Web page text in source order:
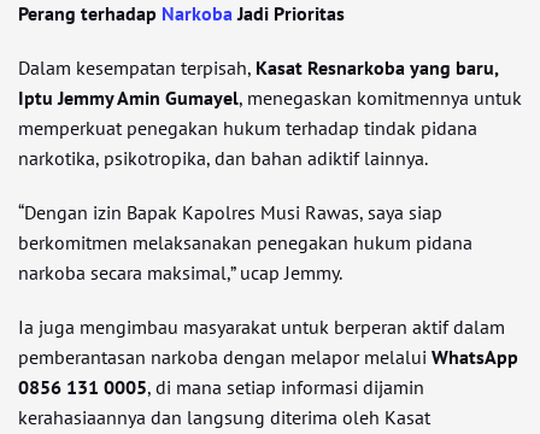
Perang terhadap NarkobaJadi Prioritas
Dalam kesempatan terpisah, Kasat Resnarkoba yang baru,
Iptu Jemmy Amin Gumayel, menegaskan komitmennya untuk
memperkuat penegakan hukum terhadap tindak pidana
narkotika, psikotropika, dan bahan adiktif lainnya.
“Dengan izin Bapak Kapolres Musi Rawas, saya siap
berkomitmen melaksanakan penegakan hukum pidana
narkoba secara maksimal,” ucap Jemmy.
Ia juga mengimbau masyarakat untuk berperan aktif dalam
pemberantasan narkoba dengan melapor melalui WhatsApp
0856 131 0005, di mana setiap informasi dijamin
kerahasiaannya dan langsung diterima oleh Kasat